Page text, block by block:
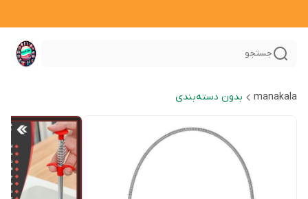
جستجو
manakala بدون دسته‌بندی